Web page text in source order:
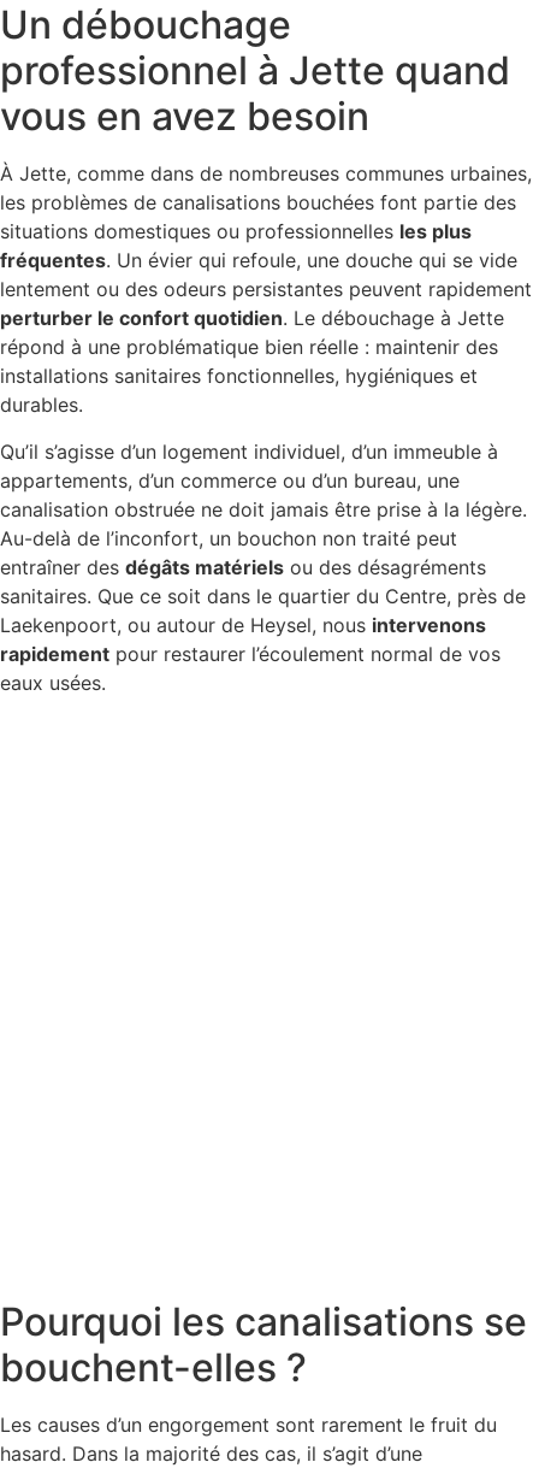
Un débouchage
professionnel à Jette quand
vous en avez besoin
À Jette, comme dans de nombreuses communes urbaines,
les problèmes de canalisations bouchées font partie des
situations domestiques ou professionnelles les plus
fréquentes. Un évier qui refoule, une douche qui se vide
lentement ou des odeurs persistantes peuvent rapidement
perturber le confort quotidien. Le débouchage à Jette
répond à une problématique bien réelle : maintenir des
installations sanitaires fonctionnelles, hygiéniques et
durables.
Qu’il s’agisse d’un logement individuel, d’un immeuble à
appartements, d’un commerce ou d’un bureau, une
canalisation obstruée ne doit jamais être prise à la légère.
Au-delà de l’inconfort, un bouchon non traité peut
entraîner des dégâts matériels ou des désagréments
sanitaires. Que ce soit dans le quartier du Centre, près de
Laekenpoort, ou autour de Heysel, nous intervenons
rapidement pour restaurer l’écoulement normal de vos
eaux usées.
Pourquoi les canalisations se
bouchent-elles ?
Les causes d’un engorgement sont rarement le fruit du
hasard. Dans la majorité des cas, il s’agit d’une